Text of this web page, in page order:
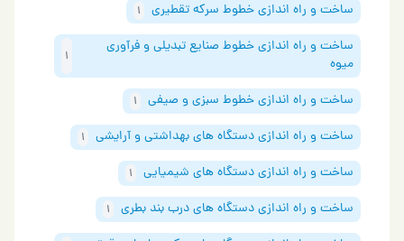
ساخت و راه اندازی خطوط سرکه تقطیری 1
ساخت و راه اندازی خطوط صنایع تبدیلی و فرآوری
میوه
1
ساخت و راه اندازی خطوط سبزی و صیفی 1
ساخت و راه اندازی دستگاه های بهداشتی و آرایشی 1
ساخت و راه اندازی دستگاه های شیمیایی 1
ساخت و راه اندازی دستگاه های درب بند بطری 1